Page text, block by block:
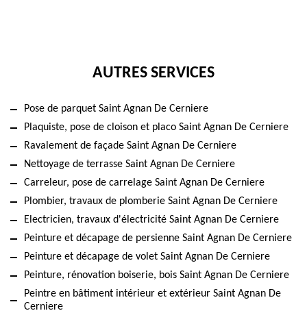
AUTRES SERVICES
Pose de parquet Saint Agnan De Cerniere
Plaquiste, pose de cloison et placo Saint Agnan De Cerniere
Ravalement de façade Saint Agnan De Cerniere
Nettoyage de terrasse Saint Agnan De Cerniere
Carreleur, pose de carrelage Saint Agnan De Cerniere
Plombier, travaux de plomberie Saint Agnan De Cerniere
Electricien, travaux d'électricité Saint Agnan De Cerniere
Peinture et décapage de persienne Saint Agnan De Cerniere
Peinture et décapage de volet Saint Agnan De Cerniere
Peinture, rénovation boiserie, bois Saint Agnan De Cerniere
Peintre en bâtiment intérieur et extérieur Saint Agnan De
Cerniere